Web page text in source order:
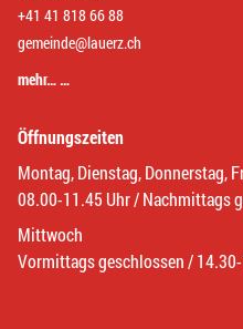
+41 41 818 66 88
gemeinde@lauerz.ch
mehr… …
Öffnungszeiten
Montag, Dienstag, Donnerstag,
08.00-11.45 Uhr / Nachmittags
Mittwoch
Vormittags geschlossen /